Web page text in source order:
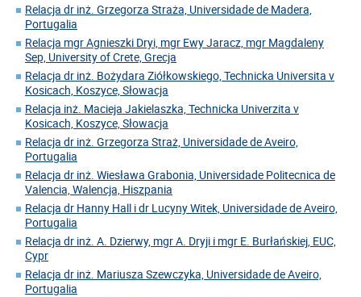
Relacja dr inż. Grzegorza Straża, Universidade de Madera,
Portugalia
Relacja mgr Agnieszki Dryi, mgr Ewy Jaracz, mgr Magdaleny
Sep, University of Crete, Grecja
Relacja dr inż. Bożydara Ziółkowskiego, Technicka Universita v
Kosicach, Koszyce, Słowacja
Relacja inż. Macieja Jakielaszka, Technicka Univerzita v
Kosicach, Koszyce, Słowacja
Relacja dr inż. Grzegorza Straż, Universidade de Aveiro,
Portugalia
Relacja dr inż. Wiesława Grabonia, Universidade Politecnica de
Valencia, Walencja, Hiszpania
Relacja dr Hanny Hall i dr Lucyny Witek, Universidade de Aveiro,
Portugalia
Relacja dr inż. A. Dzierwy, mgr A. Dryji i mgr E. Burłańskiej, EUC,
Cypr
Relacja dr inż. Mariusza Szewczyka, Universidade de Aveiro,
Portugalia